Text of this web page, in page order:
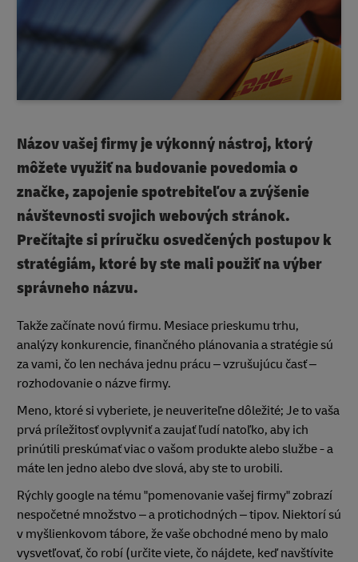
Názov vašej firmy je výkonný nástroj, ktorý
môžete využiť na budovanie povedomia o
značke, zapojenie spotrebiteľov a zvýšenie
návštevnosti svojich webových stránok.
Prečítajte si príručku osvedčených postupov k
stratégiám, ktoré by ste mali použiť na výber
správneho názvu.
Takže začínate novú firmu. Mesiace prieskumu trhu,
analýzy konkurencie, finančného plánovania a stratégie sú
za vami, čo len necháva jednu prácu – vzrušujúcu časť –
rozhodovanie o názve firmy.
Meno, ktoré si vyberiete, je neuveriteľne dôležité; Je to vaša
prvá príležitosť ovplyvniť a zaujať ľudí natoľko, aby ich
prinútili preskúmať viac o vašom produkte alebo službe - a
máte len jedno alebo dve slová, aby ste to urobili.
Rýchly google na tému "pomenovanie vašej firmy" zobrazí
nespočetné množstvo – a protichodných – tipov. Niektorí sú
v myšlienkovom tábore, že vaše obchodné meno by malo
vysvetľovať, čo robí (určite viete, čo nájdete, keď navštívite